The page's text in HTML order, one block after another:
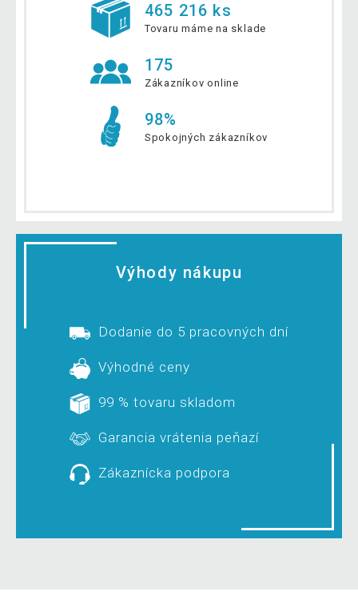
465 216 ks
Tovaru máme na sklade
175
Zákazníkov online
98%
Spokojných zákazníkov
Výhody nákupu
Dodanie do 5 pracovných dní
Výhodné ceny
99 % tovaru skladom
Garancia vrátenia peňazí
Zákaznícka podpora